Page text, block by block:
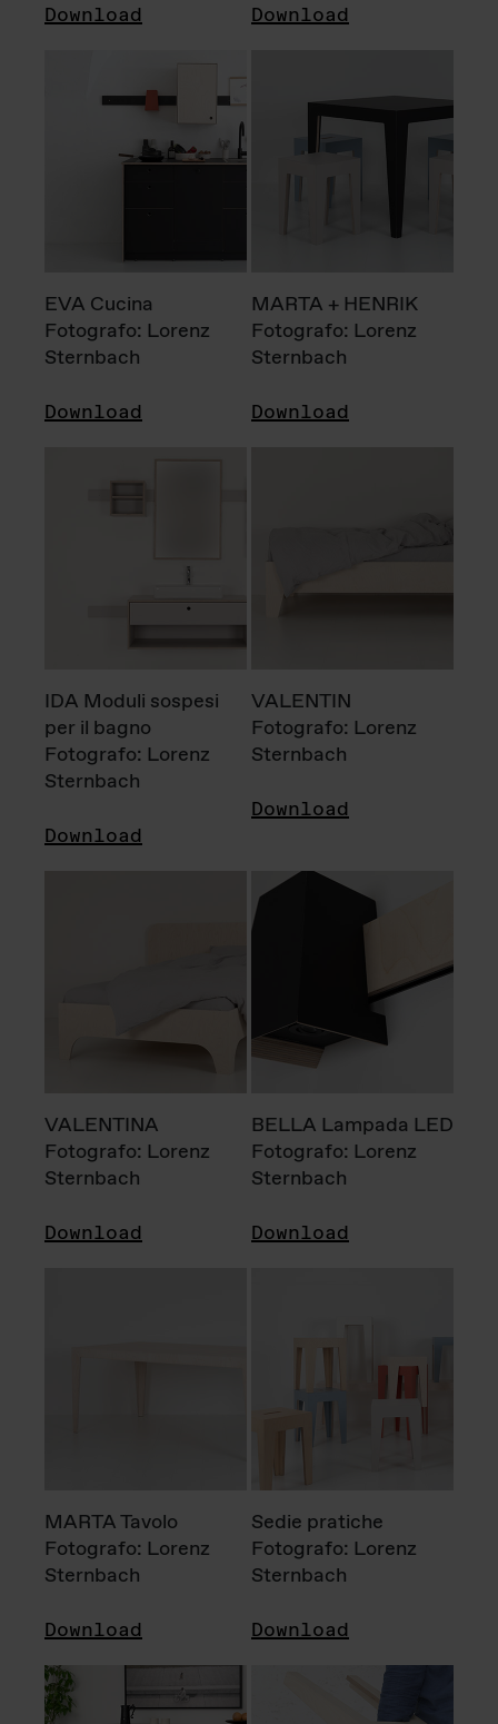
Download Download
EVA Cucina
Fotografo: Lorenz
Sternbach
Download
MARTA + HENRIK
Fotografo: Lorenz
Sternbach
Download
IDA Moduli sospesi
per il bagno
Fotografo: Lorenz
Sternbach
Download
VALENTIN
Fotografo: Lorenz
Sternbach
Download
VALENTINA
Fotografo: Lorenz
Sternbach
Download
BELLA Lampada LED
Fotografo: Lorenz
Sternbach
Download
MARTA Tavolo
Fotografo: Lorenz
Sternbach
Download
Sedie pratiche
Fotografo: Lorenz
Sternbach
Download